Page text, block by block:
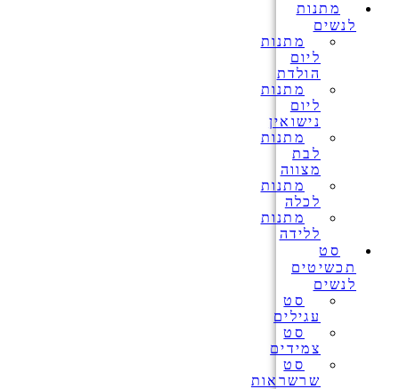
מתנות
לנשים
מתנות
ליום
הולדת
מתנות
ליום
נישואין
מתנות
לבת
מצווה
מתנות
לכלה
מתנות
ללידה
סט
תכשיטים
לנשים
סט
עגילים
סט
צמידים
סט
שרשראות